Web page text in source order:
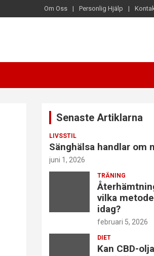
Om Oss Personlig Hjälp
Senaste Artiklarna
LIVSSTIL
Sänghälsa handlar om
juni 1, 2026
TRÄNING
vilka
idag?
februari 5, 2026
DIET
Kan CBD-